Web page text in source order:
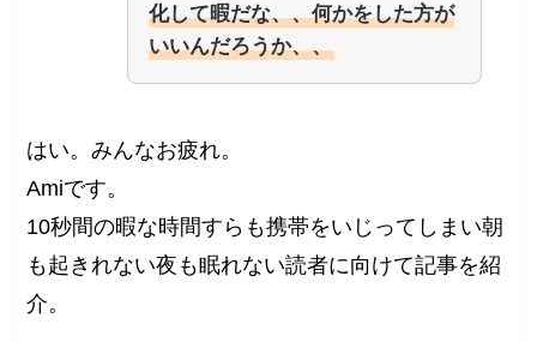
化して暇だな、、何かをした方が
いいんだろうか、、
はい。みんなお疲れ。
Amiです。
10秒間の暇な時間すらも携帯をいじってしまい朝
も起きれない夜も眠れない読者に向けて記事を紹
介。